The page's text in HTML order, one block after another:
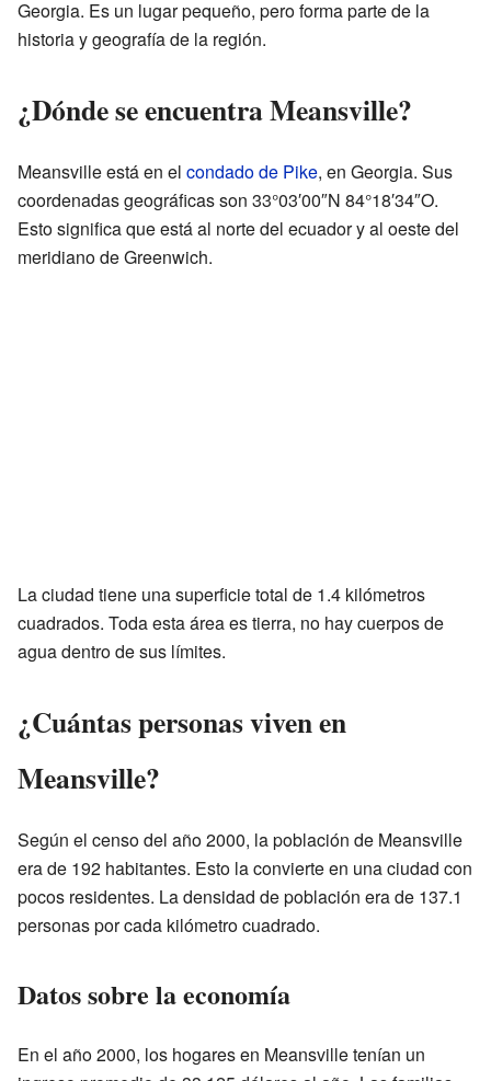
Georgia. Es un lugar pequeño, pero forma parte de la
historia y geografía de la región.
¿Dónde se encuentra Meansville?
Meansville está en el condado de Pike, en Georgia. Sus
coordenadas geográficas son 33°03′00″N 84°18′34″O.
Esto significa que está al norte del ecuador y al oeste del
meridiano de Greenwich.
La ciudad tiene una superficie total de 1.4 kilómetros
cuadrados. Toda esta área es tierra, no hay cuerpos de
agua dentro de sus límites.
¿Cuántas personas viven en
Meansville?
Según el censo del año 2000, la población de Meansville
era de 192 habitantes. Esto la convierte en una ciudad con
pocos residentes. La densidad de población era de 137.1
personas por cada kilómetro cuadrado.
Datos sobre la economía
En el año 2000, los hogares en Meansville tenían un